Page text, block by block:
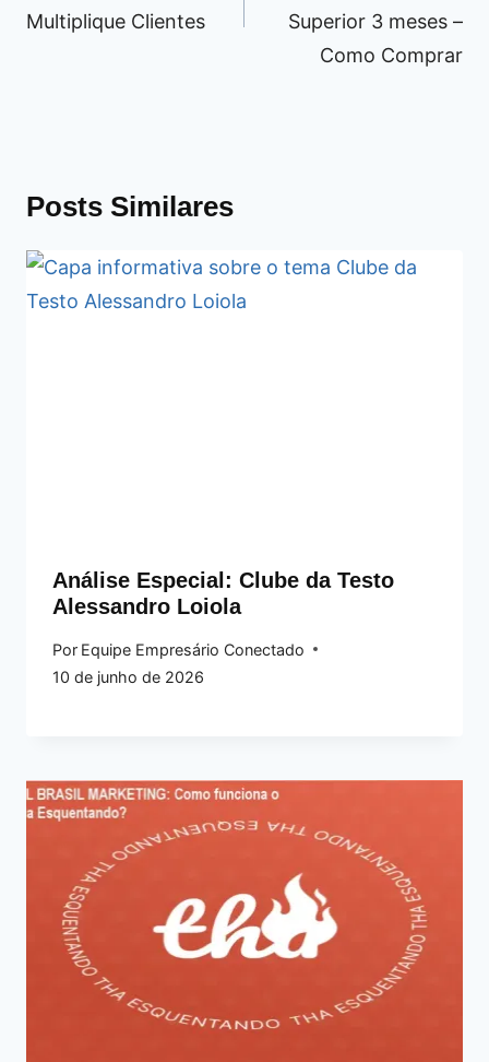
Multiplique Clientes
Superior 3 meses –
Como Comprar
Posts Similares
Análise Especial: Clube da Testo
Alessandro Loiola
Por Equipe Empresário Conectado
10 de junho de 2026